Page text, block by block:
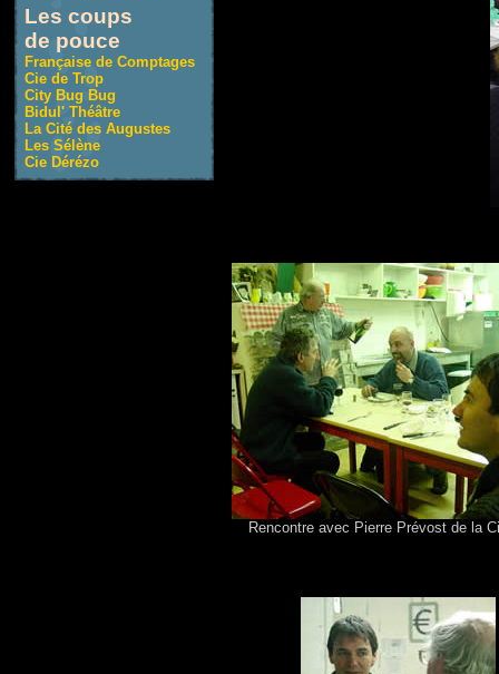
Les coups
de pouce
Française de Comptages
Cie de Trop
City Bug Bug
Bidul' Théâtre
La Cité des Augustes
Les Sélène
Cie Dérézo
Rencontre avec Pierre Prévost de la